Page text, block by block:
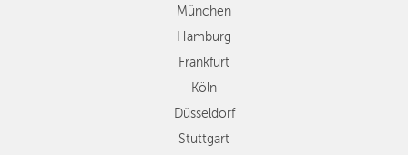
Stuttgart
Essen
Dresden
Nürnberg
Wien
München
Hamburg
Frankfurt
Köln
Düsseldorf
Stuttgart